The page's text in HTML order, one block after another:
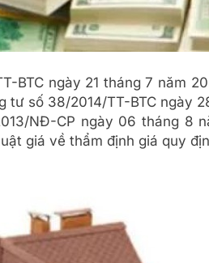
BTC ngày 21 tháng 7 năm
số 38/2014/TT-BTC ngày
NĐ-CP ngày 06 tháng 8
giá về thẩm định giá quy